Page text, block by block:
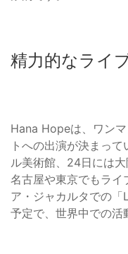
精力的なライ
Hana Hopeは、ワン
トへの出演が決まっ
ル美術館、24日には
名古屋や東京でもライ
ア・ジャカルタでの
予定で、世界中での活